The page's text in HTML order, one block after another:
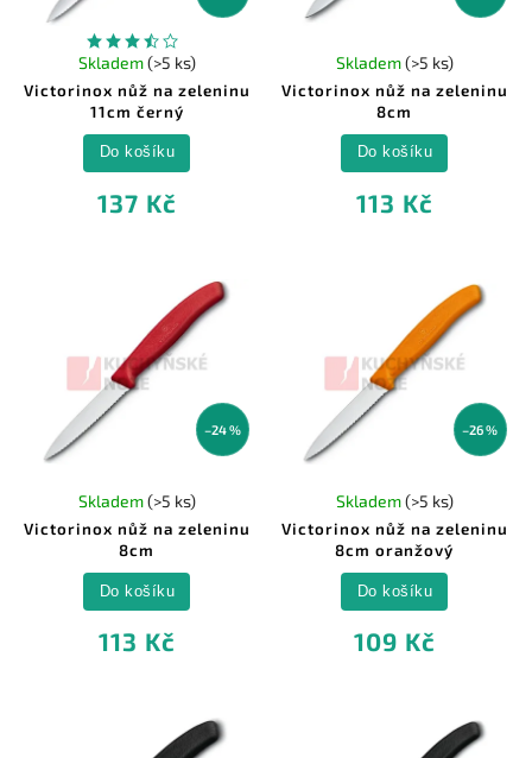
Victorinox nůž na zeleninu
11cm černý
Skladem(>5 ks)
137 Kč
Do košíku
Victorinox nůž na zeleninu
8cm
Skladem(>5 ks)
113 Kč
Do košíku
–24 %
Victorinox nůž na zeleninu
8cm
Skladem(>5 ks)
113 Kč
Do košíku
–26 %
Victorinox nůž na zeleninu
8cm oranžový
Skladem(>5 ks)
109 Kč
Do košíku